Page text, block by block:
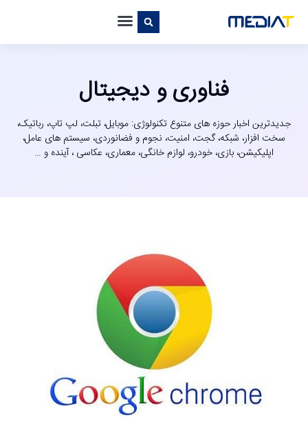
فناوری و دیجیتال
جدیدترین اخبار حوزه های متنوع تکنولوژی: موبایل، تبلت، لپ تاپ، رباتیک،
سخت افزار، شبکه، گجت، امنیت، نجوم و فضانوردی، سیستم های عامل،
اپلیکیشن، بازی، خودرو، لوازم خانگی، معماری، عکاسی ، آینده و …